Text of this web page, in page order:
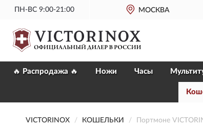
ПН-ВС 9:00-21:00 МОСКВА
🔥 Распродажа 🔥 Ножи Часы
VICTORINOX КОШЕЛЬКИ Портмоне